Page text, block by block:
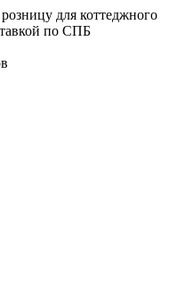
для коттеджного
по СПБ